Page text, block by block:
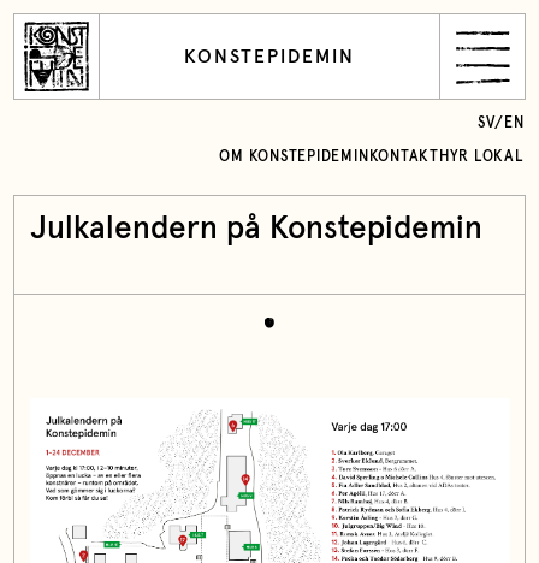
KONSTEPIDEMIN
OM KONSTEPIDEMIN KONTAKT HYR LOKAL
SV/ EN
Julkalendern på Konstepidemin